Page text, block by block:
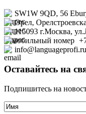
SW1W 9QD, 56
Орел,
115093 г.Москва,
info@languageprofi.ru
Оставайтесь на
Подпишитесь на